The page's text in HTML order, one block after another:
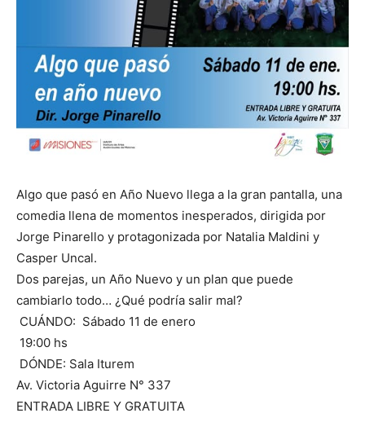
Algo que pasó en Año Nuevo llega a la gran pantalla, una
comedia llena de momentos inesperados, dirigida por
Jorge Pinarello y protagonizada por Natalia Maldini y
Casper Uncal.
Dos parejas, un Año Nuevo y un plan que puede
cambiarlo todo… ¿Qué podría salir mal?
CUÁNDO: Sábado 11 de enero
19:00 hs
DÓNDE: Sala Iturem
Av. Victoria Aguirre N° 337
ENTRADA LIBRE Y GRATUITA